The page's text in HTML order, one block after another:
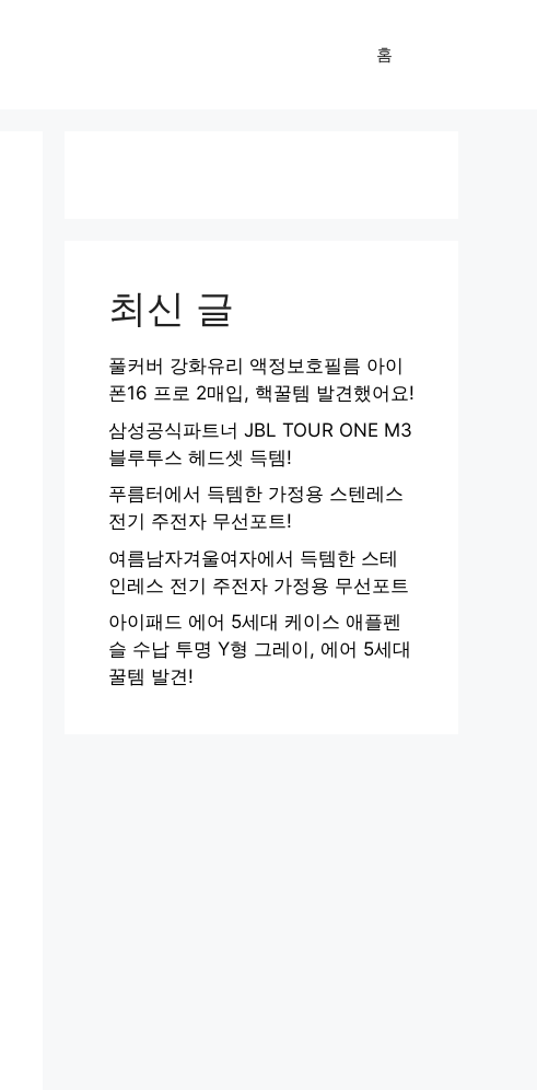
홈
최신 글
풀커버 강화유리 액정보호필름 아이
폰16 프로 2매입, 핵꿀템 발견했어요!
삼성공식파트너 JBL TOUR ONE M3
블루투스 헤드셋 득템!
푸름터에서 득템한 가정용 스텐레스
전기 주전자 무선포트!
여름남자겨울여자에서 득템한 스테
인레스 전기 주전자 가정용 무선포트
아이패드 에어 5세대 케이스 애플펜
슬 수납 투명 Y형 그레이, 에어 5세대
꿀템 발견!